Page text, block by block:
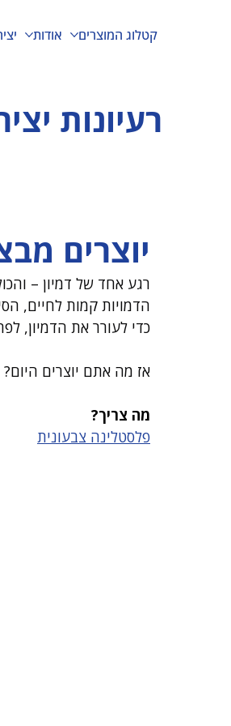
קטלוג המוצרים אודות
יוצרים
רגע אחד של דמיון –
הדמויות קמות לחיים,
כדי לעורר את הדמיון,
אז מה אתם יוצרים היום?
מה צריך?
פלסטלינה צבעונית
רעיונות